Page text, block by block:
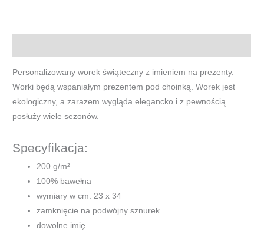
3
Personalizowany worek świąteczny z imieniem na prezenty.
Worki będą wspaniałym prezentem pod choinką. Worek jest
ekologiczny, a zarazem wygląda elegancko i z pewnością
posłuży wiele sezonów.
Specyfikacja:
200 g/m²
100% bawełna
wymiary w cm: 23 x 34
zamknięcie na podwójny sznurek.
dowolne imię